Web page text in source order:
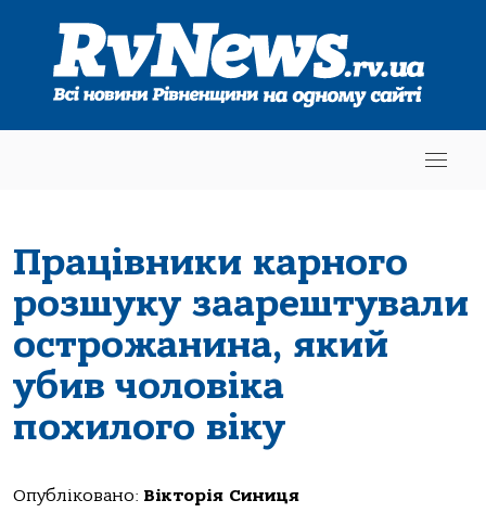
Працівники карного
розшуку заарештували
острожанина, який
убив чоловіка
похилого віку
Опубліковано: Вікторія Синиця